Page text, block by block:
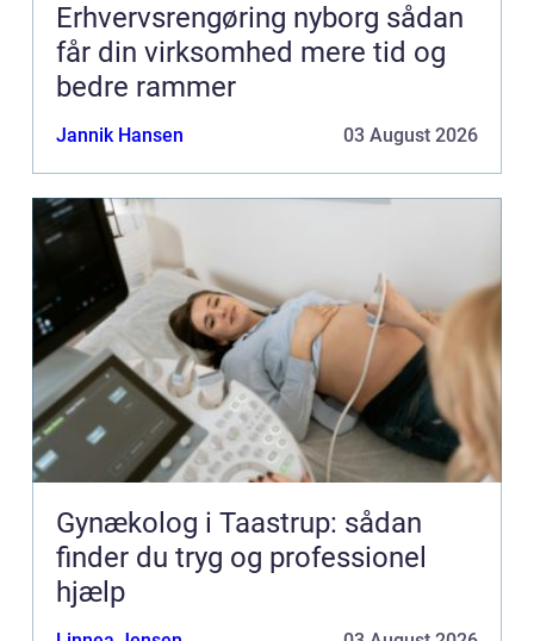
Erhvervsrengøring nyborg sådan
får din virksomhed mere tid og
bedre rammer
Jannik Hansen 03 August 2026
Gynækolog i Taastrup: sådan
finder du tryg og professionel
hjælp